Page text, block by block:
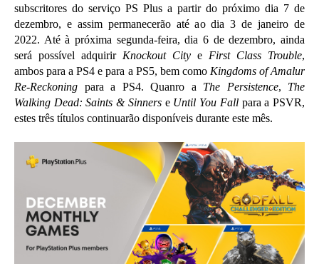
subscritores do serviço PS Plus a partir do próximo dia 7 de
dezembro, e assim permanecerão até ao dia 3 de janeiro de
2022. Até à próxima segunda-feira, dia 6 de dezembro, ainda
será possível adquirir Knockout City e First Class Trouble,
ambos para a PS4 e para a PS5, bem como Kingdoms of Amalur
Re-Reckoning para a PS4. Quanro a The Persistence, The
Walking Dead: Saints & Sinnerse Until You Fallpara a PSVR,
estes três títulos continuarão disponíveis durante este mês.